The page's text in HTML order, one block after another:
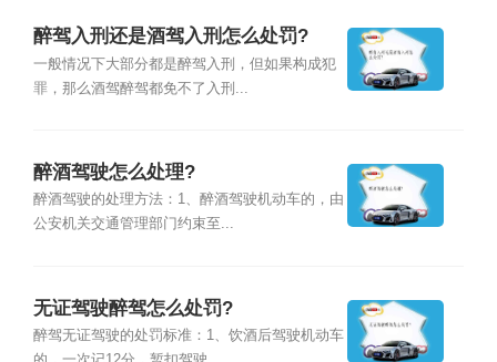
醉驾入刑还是酒驾入刑怎么处罚?
一般情况下大部分都是醉驾入刑，但如果构成犯
罪，那么酒驾醉驾都免不了入刑...
醉酒驾驶怎么处理?
醉酒驾驶的处理方法：1、醉酒驾驶机动车的，由
公安机关交通管理部门约束至...
无证驾驶醉驾怎么处罚?
醉驾无证驾驶的处罚标准：1、饮酒后驾驶机动车